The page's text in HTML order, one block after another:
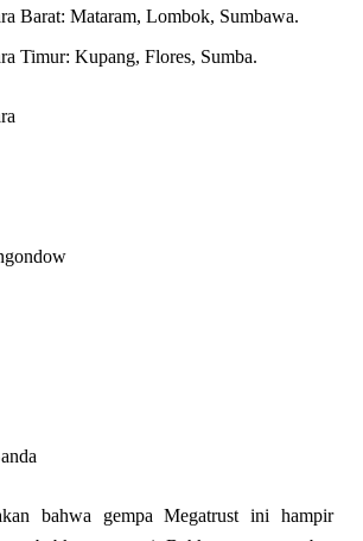
Barat: Mataram, Lombok, Sumbawa.
Timur: Kupang, Flores, Sumba.
bahwa gempa Megatrust ini hampir